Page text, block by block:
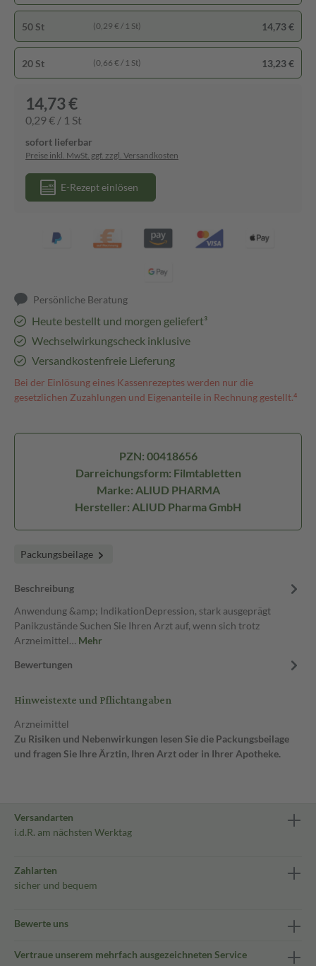
50 St (0,29 € / 1 St) 14,73 €
20 St (0,66 € / 1 St) 13,23 €
14,73 €
0,29 € / 1 St
sofort lieferbar
Preise inkl. MwSt. ggf. zzgl. Versandkosten
E-Rezept einlösen
Persönliche Beratung
Heute bestellt und morgen geliefert³
Wechselwirkungscheck inklusive
Versandkostenfreie Lieferung
Bei der Einlösung eines Kassenrezeptes werden nur die
gesetzlichen Zuzahlungen und Eigenanteile in Rechnung gestellt.⁴
PZN: 00418656
Darreichungsform: Filmtabletten
Marke: ALIUD PHARMA
Hersteller: ALIUD Pharma GmbH
Packungsbeilage
Beschreibung
Anwendung &amp; IndikationDepression, stark ausgeprägt
Panikzustände Suchen Sie Ihren Arzt auf, wenn sich trotz
Arzneimittel… Mehr
Bewertungen
Hinweistexte und Pflichtangaben
Arzneimittel
Zu Risiken und Nebenwirkungen lesen Sie die Packungsbeilage
und fragen Sie Ihre Ärztin, Ihren Arzt oder in Ihrer Apotheke.
Versandarten
i.d.R. am nächsten Werktag
Zahlarten
sicher und bequem
Bewerte uns
Vertraue unserem mehrfach ausgezeichneten Service